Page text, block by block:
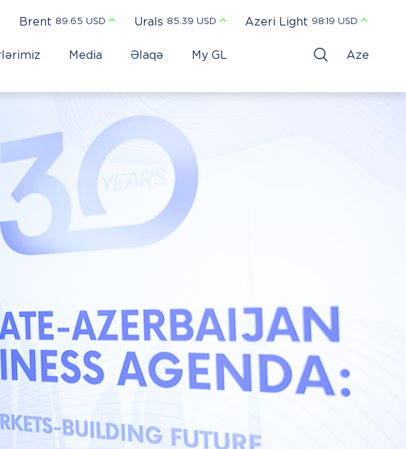
Brent 89.65 USD Urals 85.39 USD Azeri Light 98.19 USD
Media Əlaqə My GL Aze